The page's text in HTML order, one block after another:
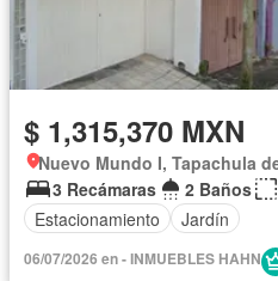
$ 1,315,370 MXN
Nuevo Mundo I, Tapachula
3 Recámaras
2 Baños
Estacionamiento
Jardín
06/07/2026 en - INMUEBLES HAHN